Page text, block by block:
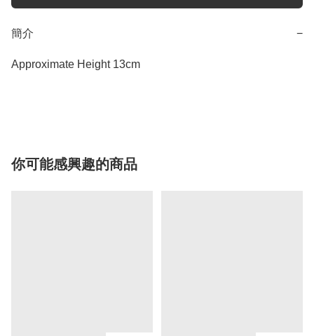
簡介 −
Approximate Height 13cm
你可能感興趣的商品